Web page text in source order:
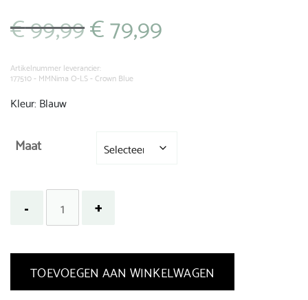
€99,99 Oorspronkelijke
prijs
€ 99,99.
€79,99
Artikelnummer leverancier:
177510 - MMNima O-LS - Crown Blue
Kleur: Blauw
Maat
TOEVOEGEN AAN WINKELWAGEN